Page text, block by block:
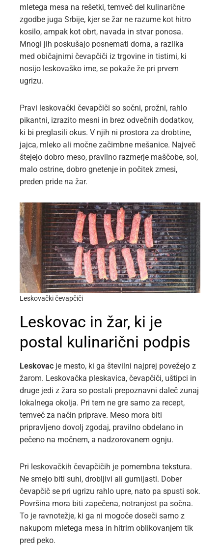
mletega mesa na rešetki, temveč del kulinarične
zgodbe juga Srbije, kjer se žar ne razume kot hitro
kosilo, ampak kot obrt, navada in stvar ponosa.
Mnogi jih poskušajo posnemati doma, a razlika
med običajnimi čevapčiči iz trgovine in tistimi, ki
nosijo leskovaško ime, se pokaže že pri prvem
ugrizu.
Pravi leskovački čevapčiči so sočni, prožni, rahlo
pikantni, izrazito mesni in brez odvečnih dodatkov,
ki bi preglasili okus. V njih ni prostora za drobtine,
jajca, mleko ali močne začimbne mešanice. Največ
štejejo dobro meso, pravilno razmerje maščobe, sol,
malo ostrine, dobro gnetenje in počitek zmesi,
preden pride na žar.
Leskovački čevapčiči
Leskovac in žar, ki je
postal kulinarični podpis
Leskovac je mesto, ki ga številni najprej povežejo z
žarom. Leskovačka pleskavica, čevapčiči, uštipci in
druge jedi z žara so postali prepoznavni daleč zunaj
lokalnega okolja. Pri tem ne gre samo za recept,
temveč za način priprave. Meso mora biti
pripravljeno dovolj zgodaj, pravilno obdelano in
pečeno na močnem, a nadzorovanem ognju.
Pri leskovačkih čevapčičih je pomembna tekstura.
Ne smejo biti suhi, drobljivi ali gumijasti. Dober
čevapčič se pri ugrizu rahlo upre, nato pa spusti sok.
Površina mora biti zapečena, notranjost pa sočna.
To je ravnotežje, ki ga ni mogoče doseči samo z
nakupom mletega mesa in hitrim oblikovanjem tik
pred peko.